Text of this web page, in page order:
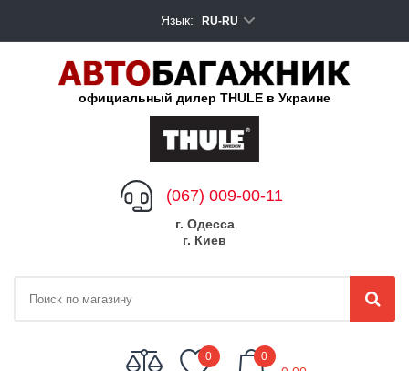
Язык: RU-RU
официальный дилер THULE в Украине
(067) 009-00-11
г. Одесса
г. Киев
0 0